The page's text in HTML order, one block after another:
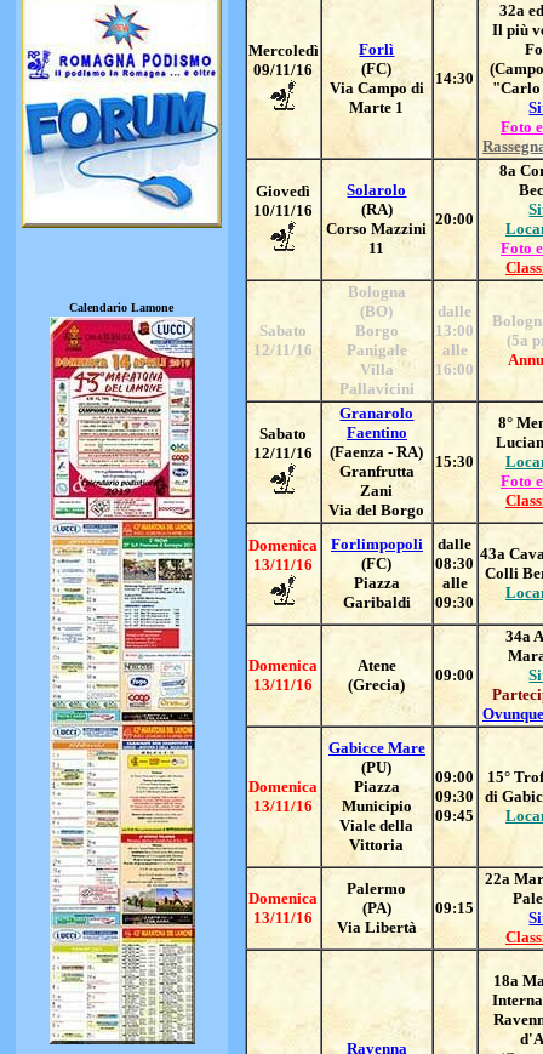
Mercoledì
09/11/16
Forlì
(FC)
Via Campo di
Marte 1
14:30
32a
Il più
Foto
Giovedì
10/11/16
Solarolo
(RA)
Corso Mazzini
11
20:00
8a
Foto
Sabato
12/11/16
Bologna
(BO)
Borgo
Panigale
Villa
Pallavicini
dalle
13:00
alle
16:00
(5a
Sabato
12/11/16
Granarolo
Faentino
(Faenza - RA)
Granfrutta
Zani
Via del Borgo
15:30
8°
Foto
Domenica
13/11/16
Forlimpopoli
(FC)
Piazza
Garibaldi
dalle
08:30
alle
09:30
43a
Colli
Domenica
13/11/16
Atene
(Grecia)
09:00
34a
Domenica
13/11/16
Gabicce Mare
(PU)
Piazza
Municipio
Viale della
Vittoria
09:00
09:30
09:45
15°
di
Domenica
13/11/16
Palermo
(PA)
Via Libertà
09:15
22a
Ravenna
18a
Calendario Lamone